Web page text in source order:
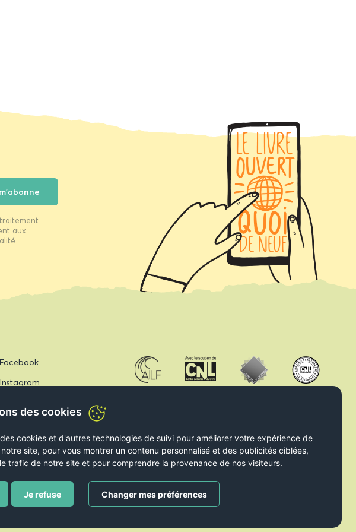
des cookies
cookies et d'autres technologies de suivi pour améliorer votre expérience de
site, pour vous montrer un contenu personnalisé et des publicités ciblées,
trafic de notre site et pour comprendre la provenance de nos visiteurs.
Je refuse Changer mes préférences
aux
Facebook
Instagram